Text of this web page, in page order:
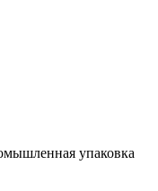
упаковка